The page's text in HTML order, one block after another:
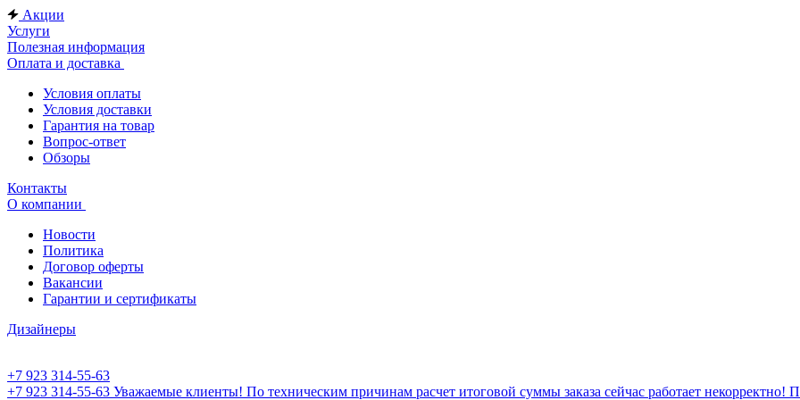
Акции
Услуги
Полезная информация
Оплата и доставка
Условия оплаты
Условия доставки
Гарантия на товар
Вопрос-ответ
Обзоры
Контакты
О компании
Новости
Политика
Договор оферты
Вакансии
Гарантии и сертификаты
Дизайнеры
+7 923 314-55-63
+7 923 314-55-63 Уважаемые клиенты! По техническим причинам расчет итоговой суммы заказа сейчас работает